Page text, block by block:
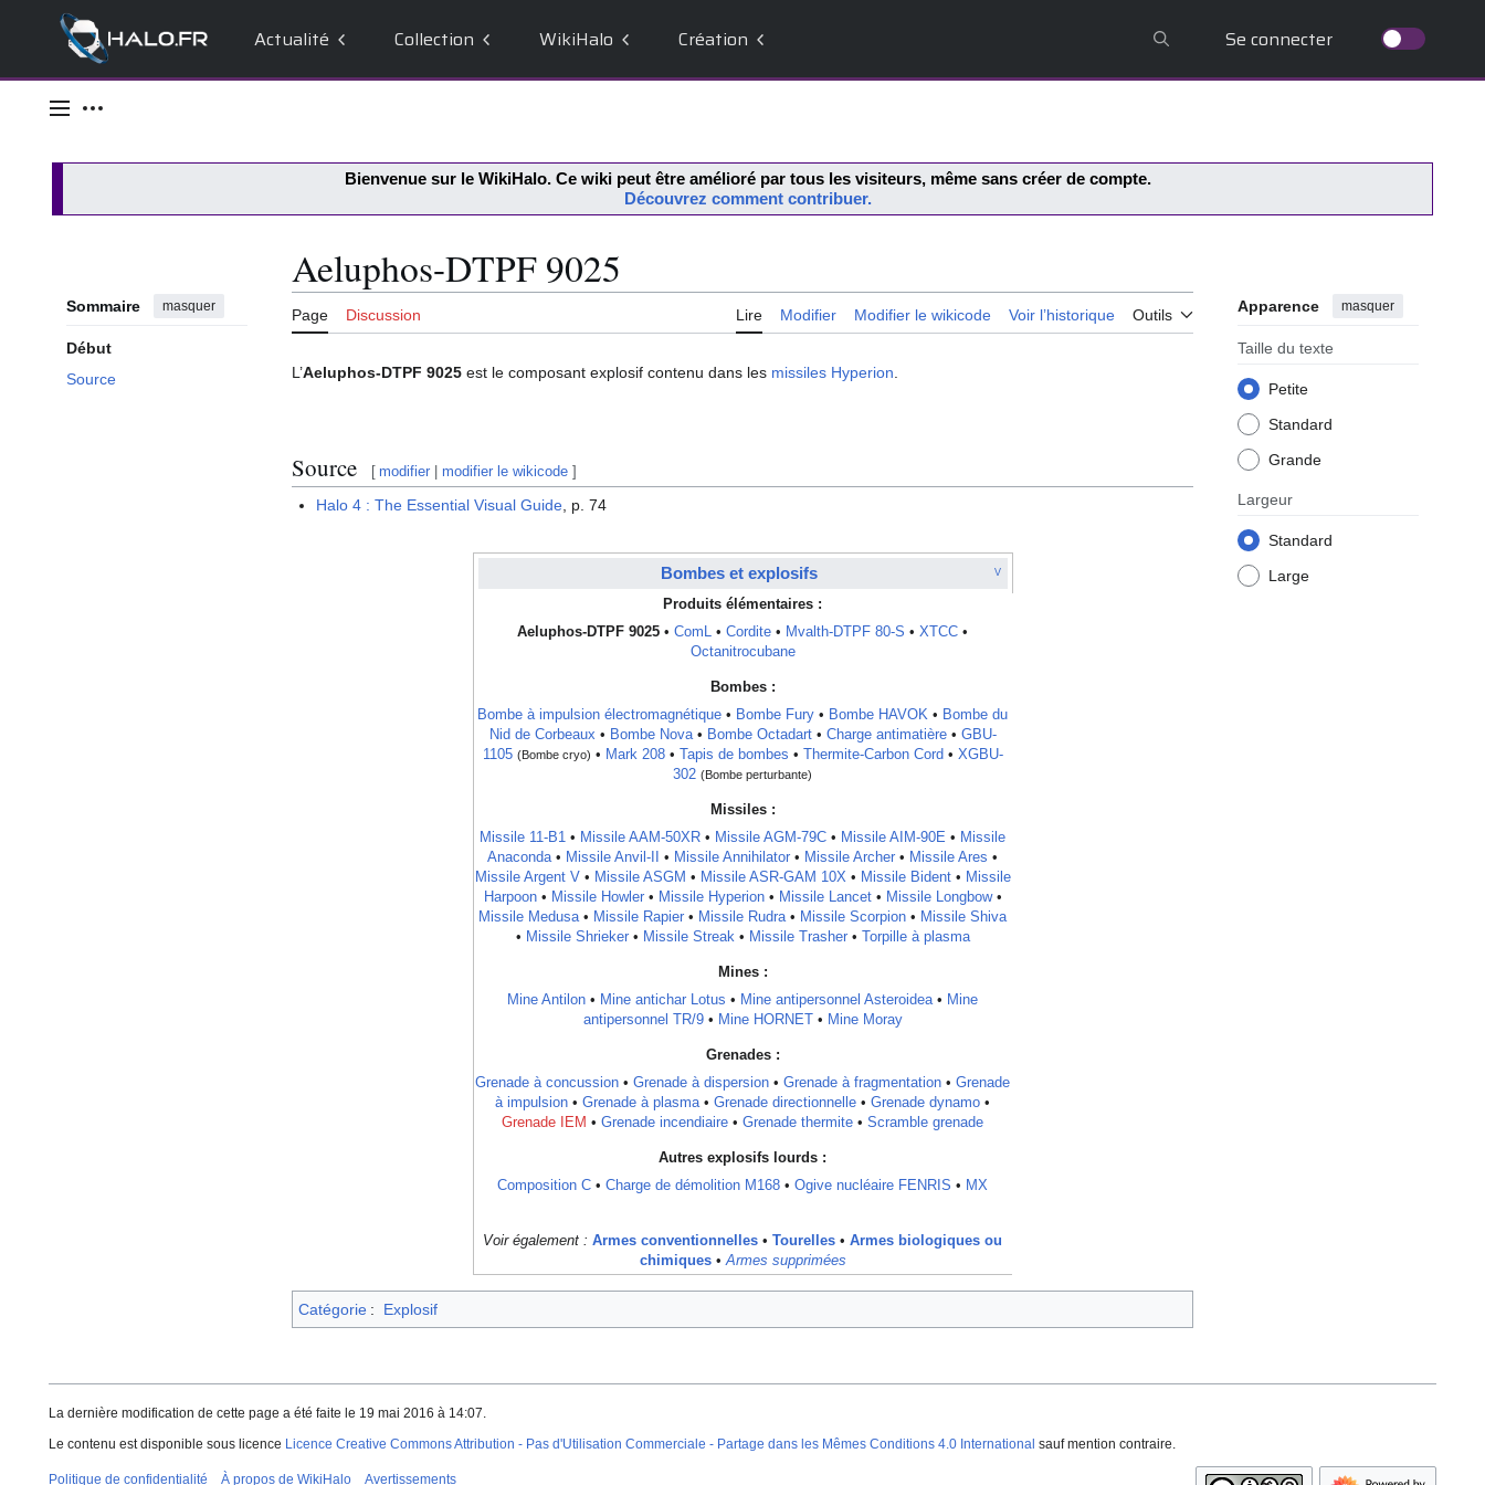
Actualité Collection WikiHalo Création Se connecter
Menu principal
Outils personnels
Bienvenue sur le WikiHalo. Ce wiki peut être amélioré par tous les visiteurs, même sans créer de compte.
Découvrez comment contribuer.
Sommaire masquer
Début
Source
Aeluphos-DTPF 9025
Page Discussion Lire Modifier Modifier le wikicode Voir l’historique Outils Apparence masquer
Taille du texte
Petite
Standard
Grande
Largeur
Standard
Large
L’Aeluphos-DTPF 9025 est le composant explosif contenu dans les missiles Hyperion
Source [ modifier |modifier le wikicode ]
Halo 4 : The Essential Visual Guide, p. 74
V
Bombes et explosifs
Produits élémentaires :
Aeluphos-DTPF 9025 • ComL • Cordite • Mvalth-DTPF 80-S • XTCC •
Octanitrocubane
Bombes :
Bombe à impulsion électromagnétique • Bombe Fury • Bombe HAVOK • Bombe du
Nid de Corbeaux • Bombe Nova• Bombe Octadart• Charge antimatière• GBU-
1105 (Bombe cryo) • Mark 208• Tapis de bombes • Thermite-Carbon Cord • XGBU-
302 (Bombe perturbante)
Missiles :
Missile 11-B1 • Missile AAM-50XR • Missile AGM-79C • Missile AIM-90E • Missile
Anaconda • Missile Anvil-II • Missile Annihilator • Missile Archer • Missile Ares •
Missile Argent V• Missile ASGM • Missile ASR-GAM 10X • Missile Bident• Missile
Harpoon• Missile Howler• Missile Hyperion• Missile Lancet• Missile Longbow•
Missile Medusa • Missile Rapier • Missile Rudra • Missile Scorpion • Missile Shiva
• Missile Shrieker• Missile Streak • Missile Trasher• Torpille à plasma
Mines :
Mine Antilon • Mine antichar Lotus • Mine antipersonnel Asteroidea • Mine
antipersonnel TR/9• Mine HORNET• Mine Moray
Grenades :
Grenade à concussion • Grenade à dispersion • Grenade à fragmentation • Grenade
à impulsion • Grenade à plasma • Grenade directionnelle • Grenade dynamo •
Grenade IEM • Grenade incendiaire • Grenade thermite • Scramble grenade
Autres explosifs lourds :
Composition C • Charge de démolition M168 • Ogive nucléaire FENRIS • MX
Voir également : Armes conventionnelles • Tourelles • Armes biologiques ou
chimiques•Armes supprimées
Catégorie : Explosif
La dernière modification de cette page a été faite le 19 mai 2016 à 14:07.
Le contenu est disponible sous licence Licence Creative Commons Attribution - Pas d'Utilisation Commerciale - Partage dans les Mêmes Conditions 4.0 International sauf mention contraire.
Politique de confidentialité À propos de WikiHalo Avertissements